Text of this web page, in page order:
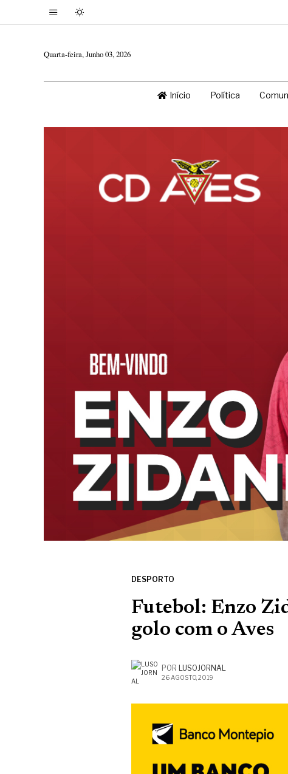
Quarta-feira, Junho 03, 2026
Início Política
DESPORTO
Futebol: Enzo
golo com o Aves
POR LUSOJORNAL
26 AGOSTO, 2019